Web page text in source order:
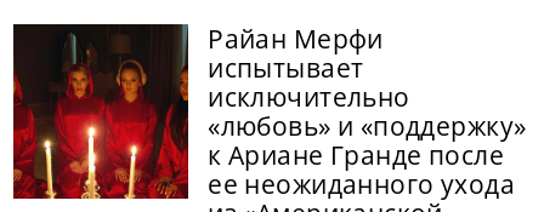
Райан Мерфи
испытывает
исключительно
«любовь» и «поддержку»
к Ариане Гранде после
ее неожиданного ухода